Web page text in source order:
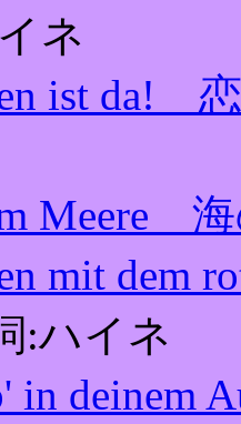
ネ
ist da!
Meere
mit dem
:ハイネ
in